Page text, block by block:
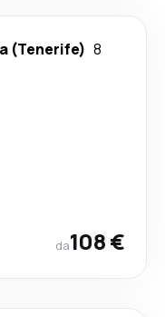
(Tenerife) 8
da108 €